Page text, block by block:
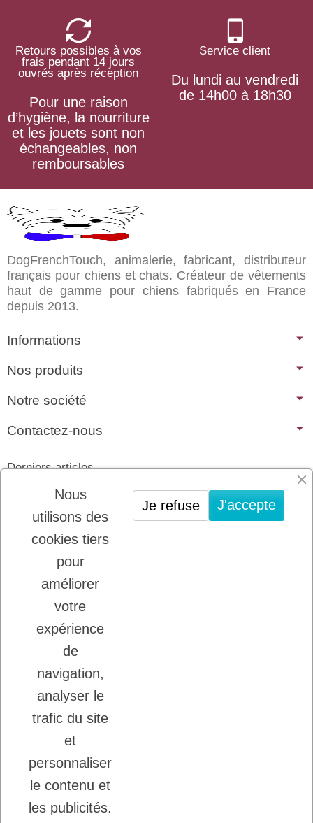
Retours possibles à vos
frais pendant 14 jours
ouvrés après réception
Pour une raison
d’hygiène, la nourriture
et les jouets sont non
échangeables, non
remboursables
Service client
Du lundi au vendredi
de 14h00 à 18h30
DogFrenchTouch, animalerie, fabricant, distributeur
français pour chiens et chats. Créateur de vêtements
haut de gamme pour chiens fabriqués en France
depuis 2013.
Informations
Nos produits
Notre société
Contactez-nous
Derniers articles
01/07/2026
PLATINUM : LE MEILLEUR DE LA
VIANDE POUR CHIENS ET CHATS
22/08/2025
LADYBEL : DES SOINS FRANCAIS DE
GRANDE QUALITE
Inscription à la newsletter
Vous pouvez vous désinscrire à tout moment.
J'accepte les conditions générales et la
politique de confidentialité.
Nous
utilisons des
cookies tiers
pour
améliorer
votre
expérience
de
navigation,
analyser le
trafic du site
et
personnaliser
le contenu et
les publicités.
J'accepte
Je refuse